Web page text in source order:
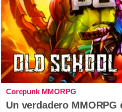
Corepunk MMORPG
Un verdadero